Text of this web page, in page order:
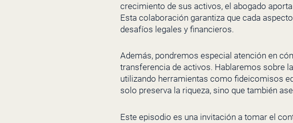
crecimiento de sus activos, el abogado
Esta colaboración garantiza que cada
desafíos legales y financieros.
Además, pondremos especial atención en
transferencia de activos. Hablaremos sobre
utilizando herramientas como fideicomisos
solo preserva la riqueza, sino que también
Este episodio es una invitación a tomar el